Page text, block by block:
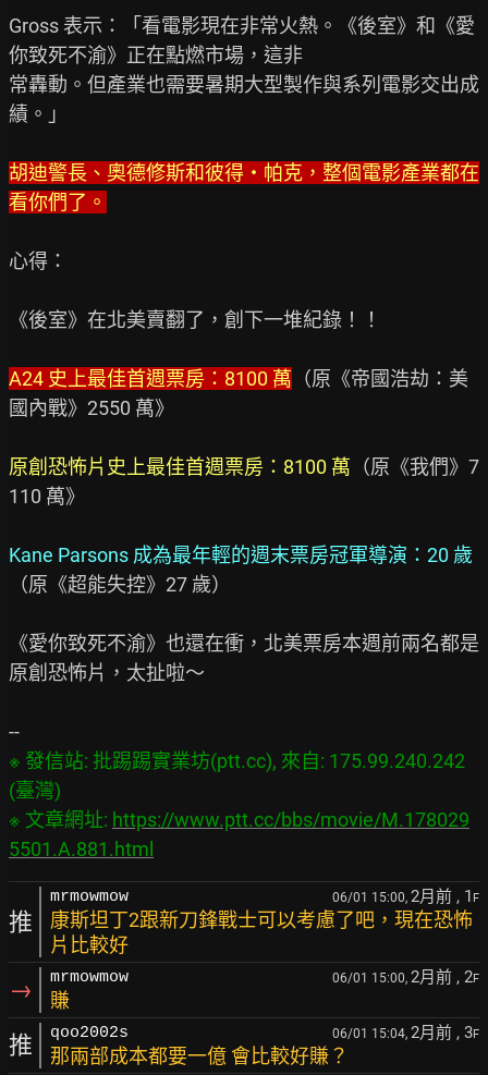
Gross 表示：「看電影現在非常火熱。《後室》和《愛
你致死不渝》正在點燃市場，這非
常轟動。但產業也需要暑期大型製作與系列電影交出成
績。」
胡迪警長、奧德修斯和彼得・帕克，整個電影產業都在
看你們了。
心得：
《後室》在北美賣翻了，創下一堆紀錄！！
A24 史上最佳首週票房：8100 萬 （原《帝國浩劫：美
國內戰》2550 萬》
原創恐怖片史上最佳首週票房：8100 萬 （原《我們》7
110 萬》
Kane Parsons 成為最年輕的週末票房冠軍導演：20 歲
（原《超能失控》27 歲）
《愛你致死不渝》也還在衝，北美票房本週前兩名都是
原創恐怖片，太扯啦～
※ 發信站: 批踢踢實業坊(ptt.cc), 來自: 175.99.240.242
(臺灣)
※ 文章網址: https://www.ptt.cc/bbs/movie/M.178029
5501.A.881.html
推
mrmowmow 06/01 15:00, 2月前 , 1 F
康斯坦丁2跟新刀鋒戰士可以考慮了吧，現在恐怖
片比較好
→ mrmowmow 06/01 15:00, 2月前 , 2F
賺
推 qoo2002s 06/01 15:04, 2月前 , 3F
那兩部成本都要一億 會比較好賺？